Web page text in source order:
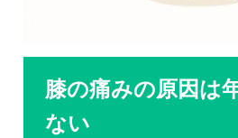
膝の痛みの原因は
ない